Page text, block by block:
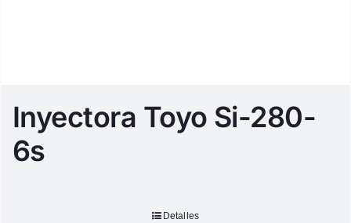
Inyectora Toyo Si-280-
6s
Detalles